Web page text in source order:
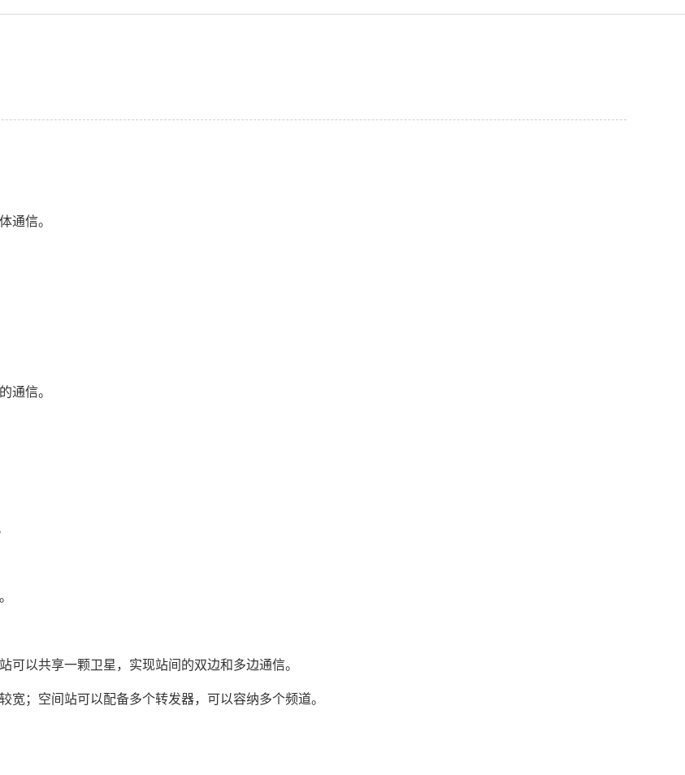
通信。
通信。
以共享一颗卫星，实现站间的双边和多边通信。
；空间站可以配备多个转发器，可以容纳多个频道。